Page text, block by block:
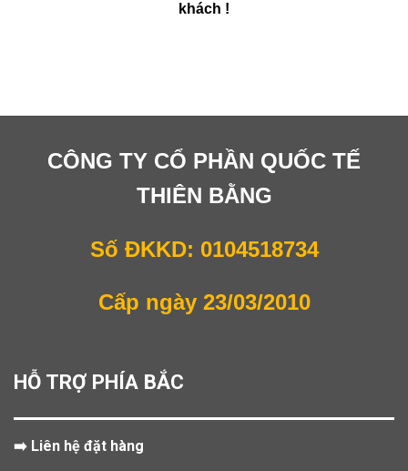
khách !
CÔNG TY CỔ PHẦN QUỐC TẾ
THIÊN BẰNG
Số ĐKKD: 0104518734
Cấp ngày 23/03/2010
HỖ TRỢ PHÍA BẮC
➡️ Liên hệ đặt hàng